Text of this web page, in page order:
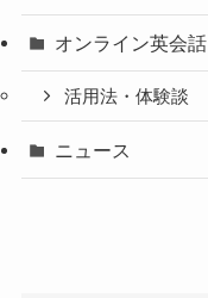
オンライン英会話
活用法・体験談
ニュース